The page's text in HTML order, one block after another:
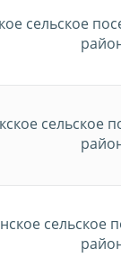
сельское
сельское
сельское